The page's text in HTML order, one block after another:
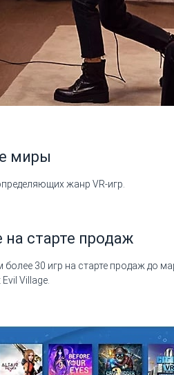
миры
жанр VR-игр.
на старте продаж
30 игр на старте продаж до
Village.